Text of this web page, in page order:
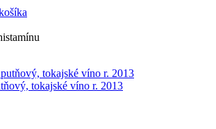
tokajské víno r. 2013